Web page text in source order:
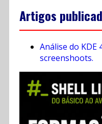
Artigos
Análise do KDE
screenshoots.